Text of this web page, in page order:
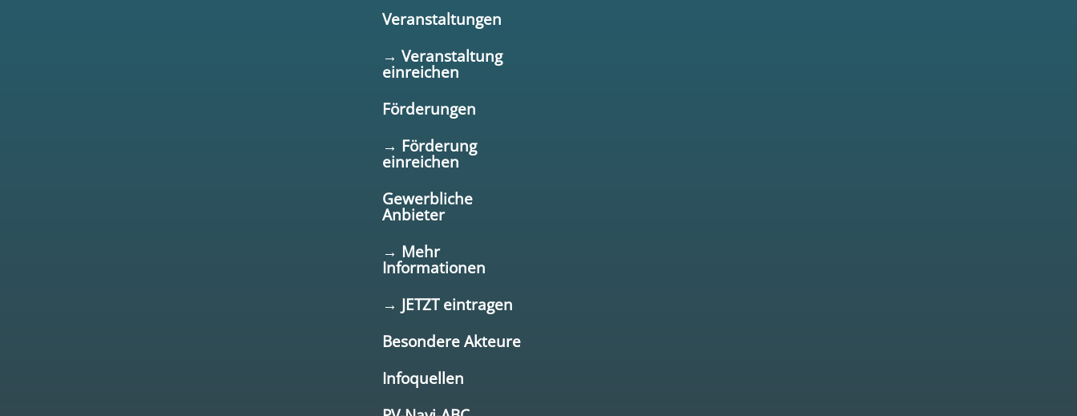
Veranstaltungen
→ Veranstaltung
einreichen
Förderungen
→ Förderung
einreichen
Gewerbliche
Anbieter
→ Mehr
Informationen
→ JETZT eintragen
Besondere Akteure
Infoquellen